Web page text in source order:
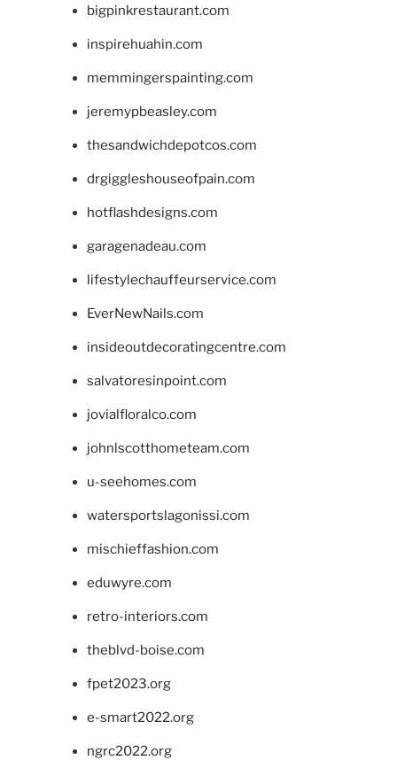
bigpinkrestaurant.com
inspirehuahin.com
memmingerspainting.com
jeremypbeasley.com
thesandwichdepotcos.com
drgiggleshouseofpain.com
hotflashdesigns.com
garagenadeau.com
lifestylechauffeurservice.com
EverNewNails.com
insideoutdecoratingcentre.com
salvatoresinpoint.com
jovialfloralco.com
johnlscotthometeam.com
u-seehomes.com
watersportslagonissi.com
mischieffashion.com
eduwyre.com
retro-interiors.com
theblvd-boise.com
fpet2023.org
e-smart2022.org
ngrc2022.org